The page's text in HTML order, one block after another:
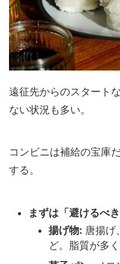
遠征先からのスタート
ない状況も多い。
コンビニは補給の宝庫
する。
まずは「避けるべ
揚げ物: 唐揚げ
ど。脂質が多